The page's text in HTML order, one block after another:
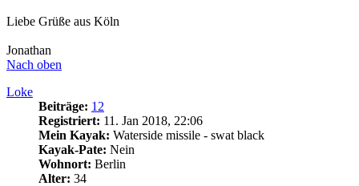
Liebe Grüße aus Köln
Jonathan
Nach oben
Loke
Beiträge: 12
Registriert: 11. Jan 2018, 22:06
Mein Kayak: Waterside missile - swat black
Kayak-Pate: Nein
Wohnort: Berlin
Alter: 34